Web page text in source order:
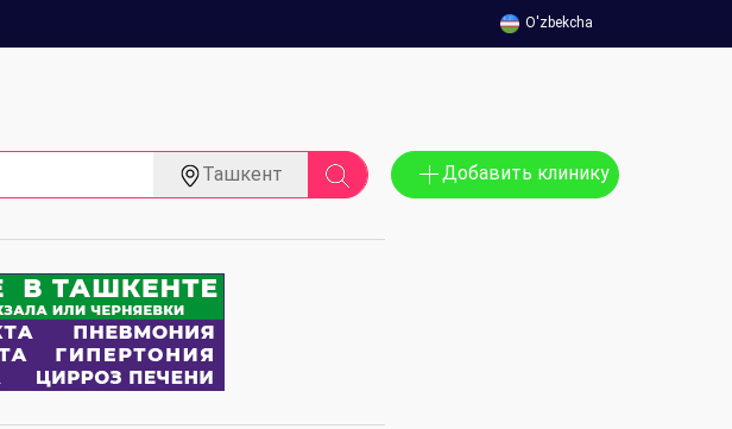
O'zbekcha
Ташкент Добавить клинику